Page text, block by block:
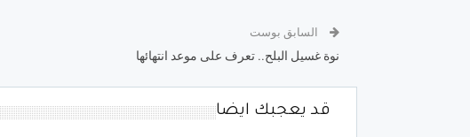
السابق بوست
نوة غسيل البلح.. تعرف على موعد انتهائها
قد يعجبك ايضا